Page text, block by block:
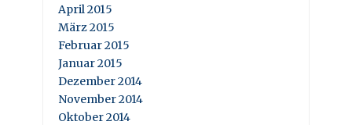
April 2015
März 2015
Februar 2015
Januar 2015
Dezember 2014
November 2014
Oktober 2014